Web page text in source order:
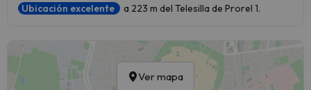
Ubicación excelente a 223 m del Telesilla de Prorel 1.
Ver mapa